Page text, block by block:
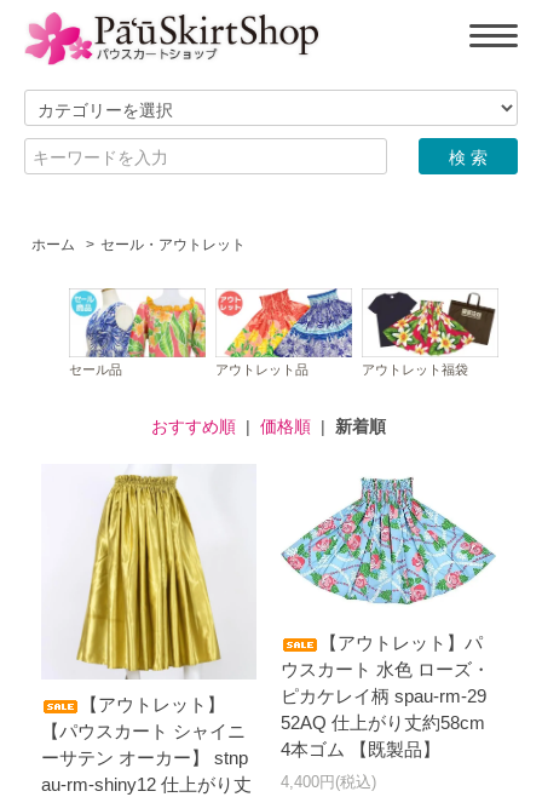
ホーム > セール・アウトレット
セール品 アウトレット品 アウトレット福袋
おすすめ順| 価格順| 新着順
【アウトレット】
【パウスカート シャイニ
ーサテン オーカー】 stnp
au-rm-shiny12 仕上がり丈
【アウトレット】パ
ウスカート 水色 ローズ・
ピカケレイ柄 spau-rm-29
52AQ 仕上がり丈約58cm
4本ゴム 【既製品】
4,400円(税込)